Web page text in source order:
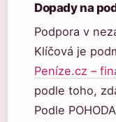
Dopady na
Podpora v
Klíčová je
Peníze.cz –
podle toho,
Podle